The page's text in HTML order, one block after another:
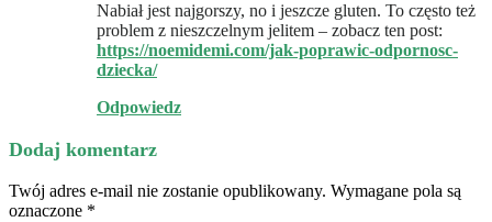
Nabiał jest najgorszy, no i jeszcze gluten. To często też
problem z nieszczelnym jelitem – zobacz ten post:
https://noemidemi.com/jak-poprawic-odpornosc-
dziecka/
Odpowiedz
Dodaj komentarz
Twój adres e-mail nie zostanie opublikowany. Wymagane pola są
oznaczone *